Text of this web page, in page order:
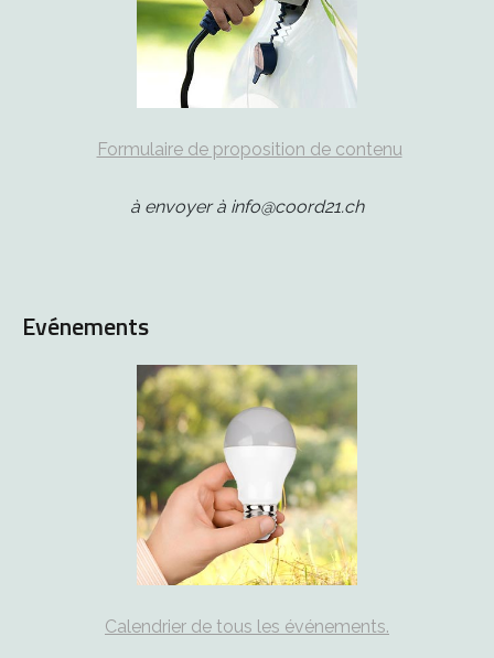
Formulaire de proposition de contenu
à envoyer à info@coord21.ch
Evénements
Calendrier de tous les événements.